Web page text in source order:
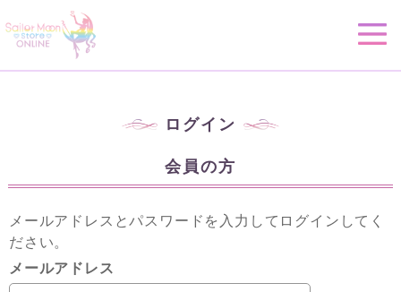
ログイン
会員の方
メールアドレスとパスワードを入力してログインしてく
ださい。
メールアドレス